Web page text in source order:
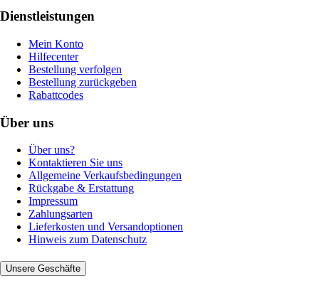
Dienstleistungen
Mein Konto
Hilfecenter
Bestellung verfolgen
Bestellung zurückgeben
Rabattcodes
Über uns
Über uns?
Kontaktieren Sie uns
Allgemeine Verkaufsbedingungen
Rückgabe & Erstattung
Impressum
Zahlungsarten
Lieferkosten und Versandoptionen
Hinweis zum Datenschutz
Unsere Geschäfte